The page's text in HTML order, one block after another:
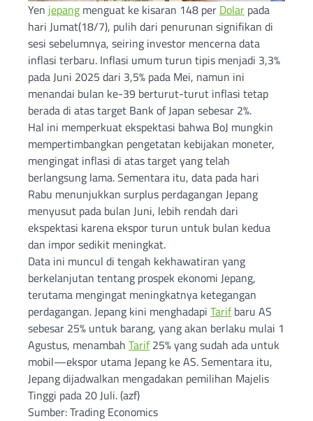
Yen jepang menguat ke kisaran 148 per Dolar pada
hari Jumat(18/7), pulih dari penurunan signifikan di
sesi sebelumnya, seiring investor mencerna data
inflasi terbaru. Inflasi umum turun tipis menjadi 3,3%
pada Juni 2025 dari 3,5% pada Mei, namun ini
menandai bulan ke-39 berturut-turut inflasi tetap
berada di atas target Bank of Japan sebesar 2%.
Hal ini memperkuat ekspektasi bahwa BoJ mungkin
mempertimbangkan pengetatan kebijakan moneter,
mengingat inflasi di atas target yang telah
berlangsung lama. Sementara itu, data pada hari
Rabu menunjukkan surplus perdagangan Jepang
menyusut pada bulan Juni, lebih rendah dari
ekspektasi karena ekspor turun untuk bulan kedua
dan impor sedikit meningkat.
Data ini muncul di tengah kekhawatiran yang
berkelanjutan tentang prospek ekonomi Jepang,
terutama mengingat meningkatnya ketegangan
perdagangan. Jepang kini menghadapi Tarifbaru AS
sebesar 25% untuk barang, yang akan berlaku mulai 1
Agustus, menambah Tarif25% yang sudah ada untuk
mobil—ekspor utama Jepang ke AS. Sementara itu,
Jepang dijadwalkan mengadakan pemilihan Majelis
Tinggi pada 20 Juli. (azf)
Sumber: Trading Economics